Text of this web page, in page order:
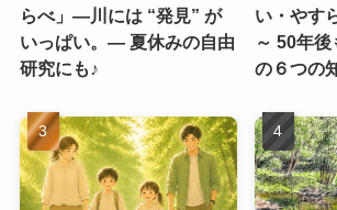
らべ」―川には “発見” が
いっぱい。― 夏休みの自由
研究にも♪
い・やす
～ 50年
の６つの